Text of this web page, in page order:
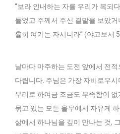
“보라 인내하는 자를 우리가 복되
들었고 주께서 주신 결말을 보았
휼히 여기는 자시니라” (야고보서
날마다 마주하는 도전 앞에서 전
다립니다. 주님은 가장 자비로우
우리로 하여금 조금도 부족함이
묶고 있는 모든 올무에서 자유케
삶에서 하나님을 깊이 만나는 것,